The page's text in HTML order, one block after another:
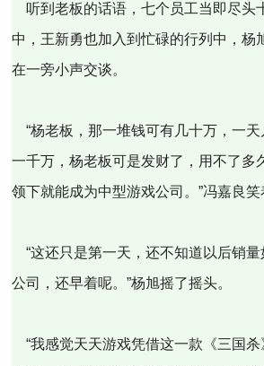
听到老板的话语，七个员工当即尽头
中，王新勇也加入到忙碌的行列中，杨
在一旁小声交谈。
“杨老板，那一堆钱可有几十万，一
一千万，杨老板可是发财了，用不了多
领下就能成为中型游戏公司。”冯嘉良笑
“这还只是第一天，还不知道以后销
公司，还早着呢。”杨旭摇了摇头。
“我感觉天天游戏凭借这一款《三国